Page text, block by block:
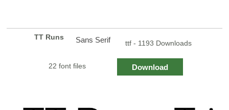
TT Runs Sans Serif ttf - 1193 Downloads
22 font files Download